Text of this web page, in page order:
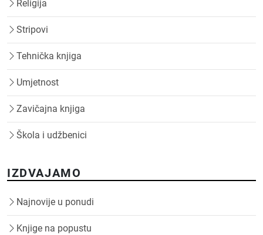
Religija
Stripovi
Tehnička knjiga
Umjetnost
Zavičajna knjiga
Škola i udžbenici
IZDVAJAMO
Najnovije u ponudi
Knjige na popustu